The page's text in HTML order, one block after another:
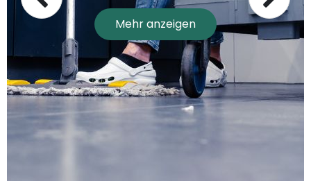
Mehr anzeigen